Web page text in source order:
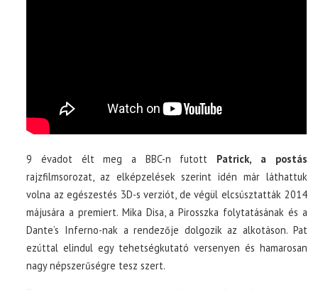
9 évadot élt meg a BBC-n futott Patrick, a postás
rajzfilmsorozat, az elképzelések szerint idén már láthattuk
volna az egészestés 3D-s verziót, de végül elcsúsztatták 2014
májusára a premiert. Mika Disa, a Pirosszka folytatásának és a
Dante’s Inferno-nak a rendezője dolgozik az alkotáson. Pat
ezúttal elindul egy tehetségkutató versenyen és hamarosan
nagy népszerűségre tesz szert.